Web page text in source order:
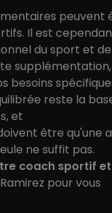
peuvent
Il est
du sport et
besoins
reste la
et
être qu'une
ne suffit pas.
coach sportif et
pour vous